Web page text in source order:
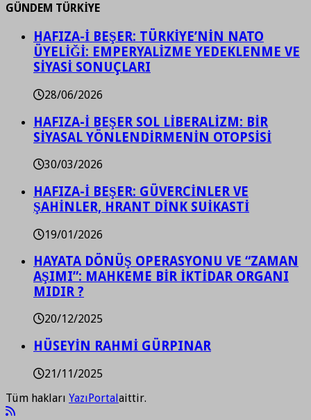
GÜNDEM TÜRKİYE
HAFIZA-İ BEŞER: TÜRKİYE’NİN NATO
ÜYELİĞİ: EMPERYALİZME YEDEKLENME VE
SİYASİ SONUÇLARI
28/06/2026
HAFIZA-İ BEŞER SOL LİBERALİZM: BİR
SİYASAL YÖNLENDİRMENİN OTOPSİSİ
30/03/2026
HAFIZA-İ BEŞER: GÜVERCİNLER VE
ŞAHİNLER, HRANT DİNK SUİKASTİ
19/01/2026
HAYATA DÖNÜŞ OPERASYONU VE “ZAMAN
AŞIMI”: MAHKEME BİR İKTİDAR ORGANI
MIDIR ?
20/12/2025
HÜSEYİN RAHMİ GÜRPINAR
21/11/2025
Tüm hakları YazıPortalaittir.